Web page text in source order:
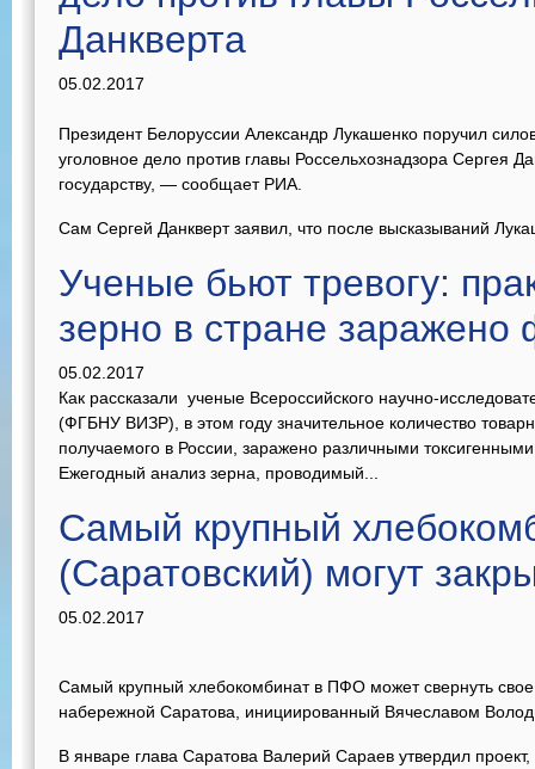
Данкверта
05.02.2017
Президент Белоруссии Александр Лукашенко поручил
уголовное дело против главы Россельхознадзора Сергея
государству, — сообщает РИА.
Сам Сергей Данкверт заявил, что после высказываний
Ученые бьют тревогу:
зерно в стране заражено
05.02.2017
Как рассказали ученые Всероссийского научно-
(ФГБНУ ВИЗР), в этом году значительное количество
получаемого в России, заражено различными
Ежегодный анализ зерна, проводимый...
Самый крупный
(Саратовский) могут
05.02.2017
Самый крупный хлебокомбинат в ПФО может свернуть свое
набережной Саратова, инициированный Вячеславом
В январе глава Саратова Валерий Сараев утвердил